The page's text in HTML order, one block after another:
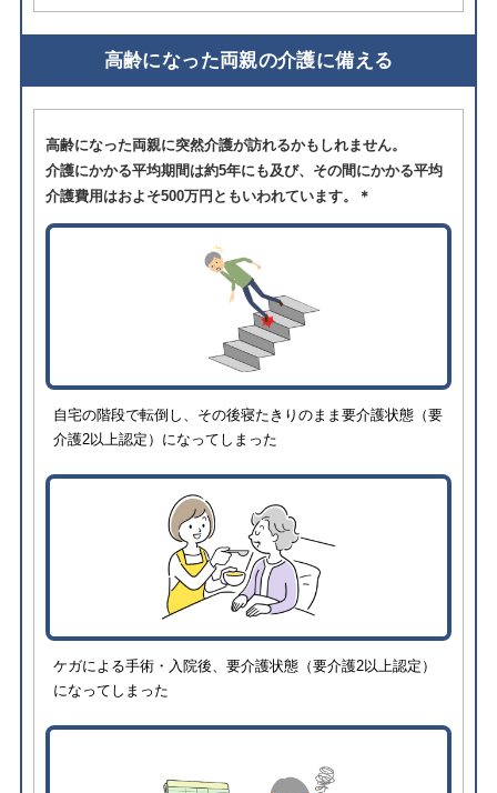
高齢になった両親の介護に備える
高齢になった両親に突然介護が訪れるかもしれません。
介護にかかる平均期間は約5年にも及び、その間にかかる平均
介護費用はおよそ500万円ともいわれています。＊
自宅の階段で転倒し、その後寝たきりのまま要介護状態（要
介護2以上認定）になってしまった
ケガによる手術・入院後、要介護状態（要介護2以上認定）
になってしまった